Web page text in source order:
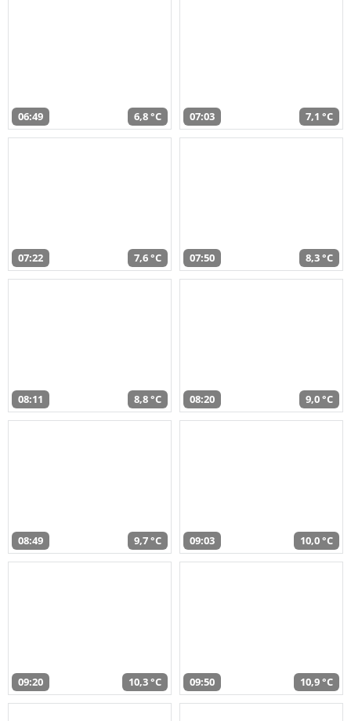
06:49 6,8 °C 07:03 7,1 °C
07:22 7,6 °C 07:50 8,3 °C
08:11 8,8 °C 08:20 9,0 °C
08:49 9,7 °C 09:03 10,0 °C
09:20 10,3 °C 09:50 10,9 °C